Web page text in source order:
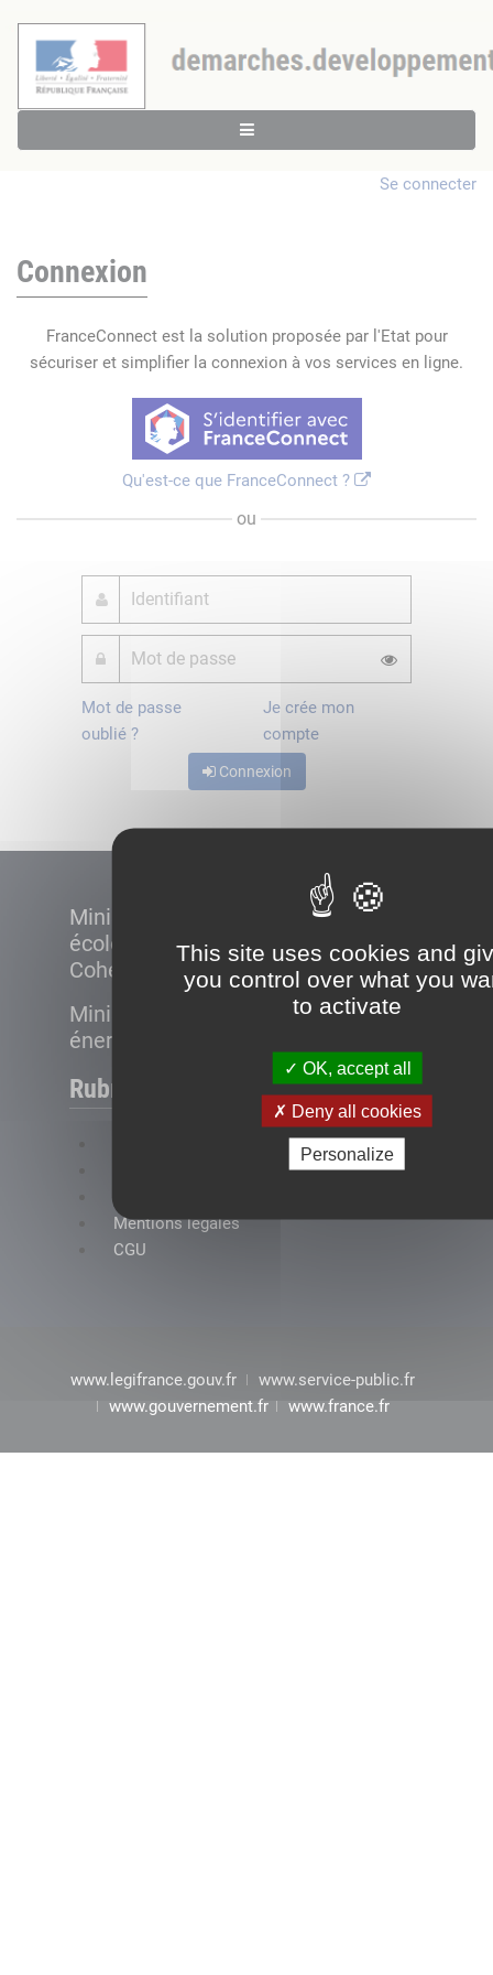
This site uses cookies and
you control over what you
to activate
OK, accept all
Deny all cookies
Personalize
Se connecter
Connexion
FranceConnect est la solution proposée par l'Etat pour
sécuriser et simplifier la connexion à vos services en ligne.
Qu'est-ce que FranceConnect ?
ou
Mot de passe
oublié ?
Je crée mon
compte
Connexion
Ministère de la Transition
écologique et de la
Cohésion des territoires
Ministère de la Transition
énergétique
Rubriques
Mentions légales
CGU
www.legifrance.gouv.fr
www.service-public.fr
www.gouvernement.fr
www.france.fr